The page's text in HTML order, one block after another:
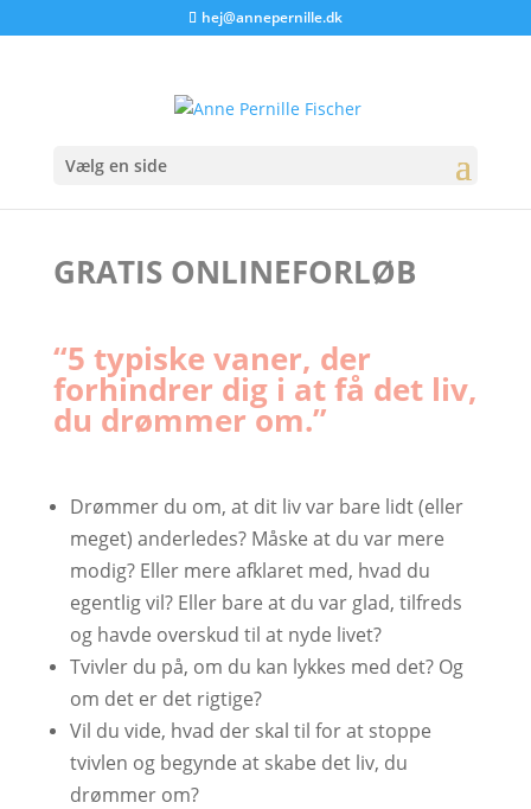
hej@annepernille.dk
Vælg en side
GRATIS ONLINEFORLØB
“5 typiske vaner, der
forhindrer dig i at få det liv,
du drømmer om.”
Drømmer du om, at dit liv var bare lidt (eller
meget) anderledes? Måske at du var mere
modig? Eller mere afklaret med, hvad du
egentlig vil? Eller bare at du var glad, tilfreds
og havde overskud til at nyde livet?
Tvivler du på, om du kan lykkes med det? Og
om det er det rigtige?
Vil du vide, hvad der skal til for at stoppe
tvivlen og begynde at skabe det liv, du
drømmer om?